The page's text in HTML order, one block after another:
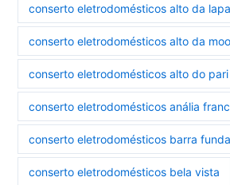
conserto eletrodomésticos alto da lapa
conserto eletrodomésticos alto da
conserto eletrodomésticos alto do pari
conserto eletrodomésticos anália
conserto eletrodomésticos barra funda
conserto eletrodomésticos bela vista